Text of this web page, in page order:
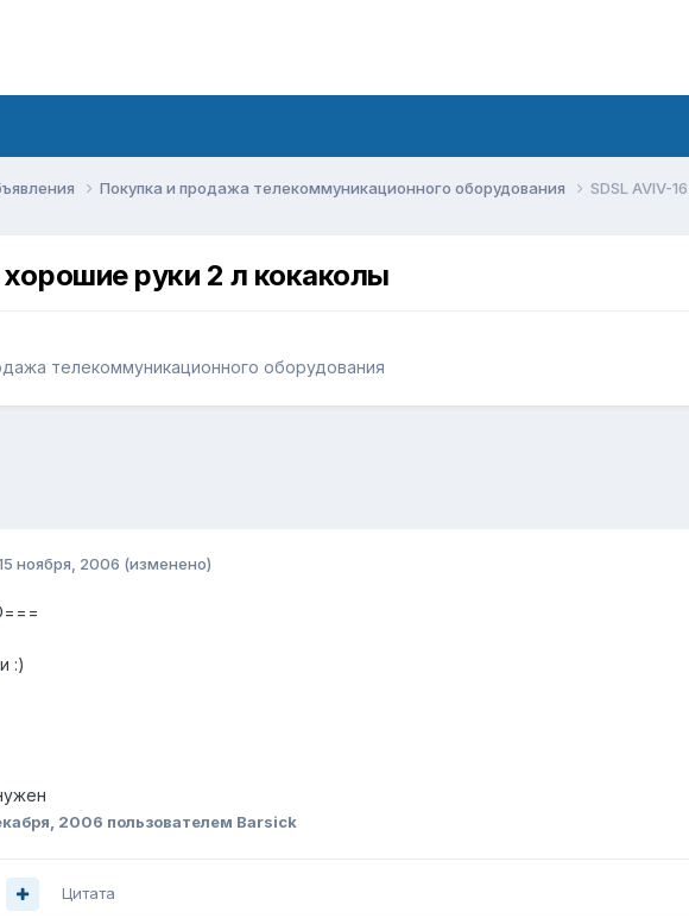
Покупка и продажа телекоммуникационного оборудования SDSL AVIV-
руки 2 л кокаколы
телекоммуникационного оборудования
ноября, 2006 (изменено)
:)
2006 пользователем Barsick
Цитата